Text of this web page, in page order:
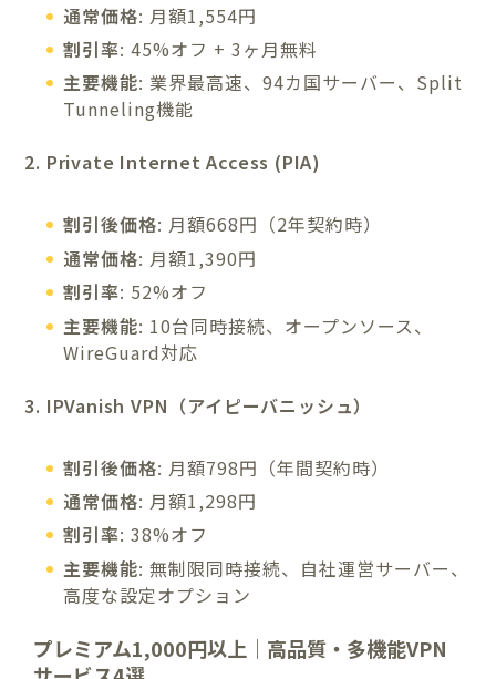
通常価格: 月額1,554円
割引率: 45%オフ + 3ヶ月無料
主要機能: 業界最高速、94カ国サーバー、Split
Tunneling機能
2. Private Internet Access (PIA)
割引後価格: 月額668円（2年契約時）
通常価格: 月額1,390円
割引率: 52%オフ
主要機能: 10台同時接続、オープンソース、
WireGuard対応
3. IPVanish VPN（アイピーバニッシュ）
割引後価格: 月額798円（年間契約時）
通常価格: 月額1,298円
割引率: 38%オフ
主要機能: 無制限同時接続、自社運営サーバー、
高度な設定オプション
プレミアム1,000円以上｜高品質・多機能VPN